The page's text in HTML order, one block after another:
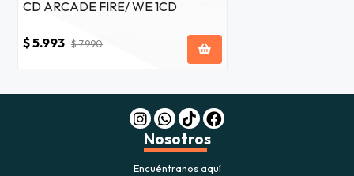
CD ARCADE FIRE/ WE 1CD
$ 5.993 $ 7.990
Nosotros
Encuéntranos aquí